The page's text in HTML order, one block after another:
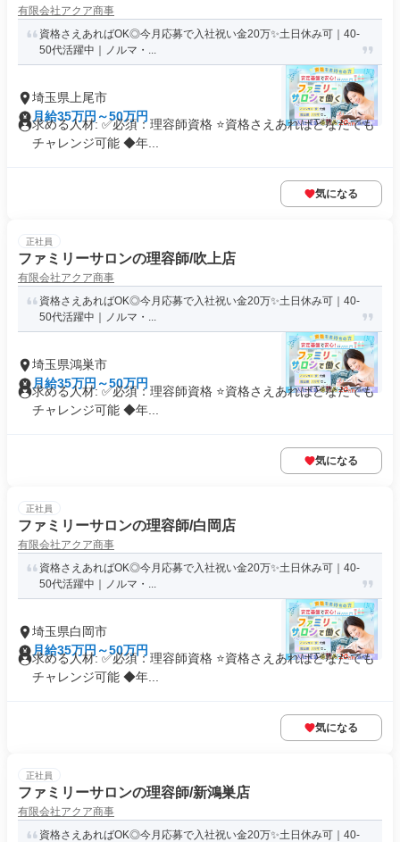
有限会社アクア商事
資格さえあればOK◎今月応募で入社祝い金20万✨️土日休み可｜40-
50代活躍中｜ノルマ・...
埼玉県上尾市
月給35万円～50万円
求める人材: ✅必須：理容師資格 ⭐️資格さえあればどなたでも
チャレンジ可能 ◆年...
気になる
正社員
ファミリーサロンの理容師/吹上店
有限会社アクア商事
資格さえあればOK◎今月応募で入社祝い金20万✨️土日休み可｜40-
50代活躍中｜ノルマ・...
埼玉県鴻巣市
月給35万円～50万円
求める人材: ✅必須：理容師資格 ⭐️資格さえあればどなたでも
チャレンジ可能 ◆年...
気になる
正社員
ファミリーサロンの理容師/白岡店
有限会社アクア商事
資格さえあればOK◎今月応募で入社祝い金20万✨️土日休み可｜40-
50代活躍中｜ノルマ・...
埼玉県白岡市
月給35万円～50万円
求める人材: ✅必須：理容師資格 ⭐️資格さえあればどなたでも
チャレンジ可能 ◆年...
気になる
正社員
ファミリーサロンの理容師/新鴻巣店
有限会社アクア商事
資格さえあればOK◎今月応募で入社祝い金20万✨️土日休み可｜40-